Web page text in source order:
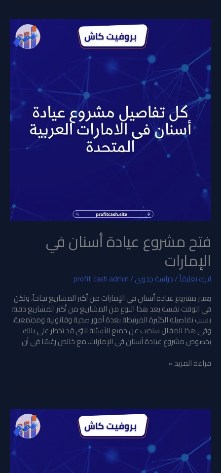
فتح مشروع عيادة أسنان في
الإمارات
اترك تعليقاً/دراسة جدوى/
profit cash admin
يعتبر مشروع عيادة أسنان في الإمارات من أكثر المشاريع نجاحاً، ولكن
في الوقت نفسه يعد هذا النوع من المشاريع من أكثر المشاريع دقة؛
بسبب تفاصيله الكثيرة المرتبطة بعدة أمور صحية وقانونية ومجتمعية،
وفي هذا المقال سنجيب عن جميع الأسئلة التي قد تخطر على بالك
بخصوص مشروع عيادة أسنان في الإمارات، مع خالص رغبتنا في أن
فتح
عيادة
أسنان
في
الإمارات
قراءة المزيد »
مشروع
مشويات
في
الإمارات